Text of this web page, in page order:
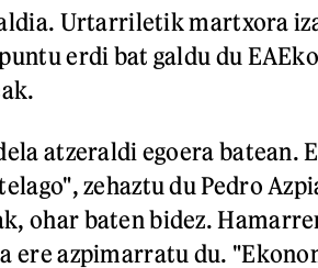
Urtarriletik martxora
erdi bat galdu du EAEko
atzeraldi egoera batean.
zehaztu du Pedro
ohar baten bidez.
ere azpimarratu du.